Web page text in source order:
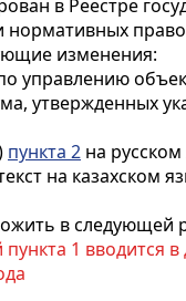
в Реестре
нормативных
изменения:
управлению
утвержденных
пункта 2 на
на казахском
в следующей
1 вводится в